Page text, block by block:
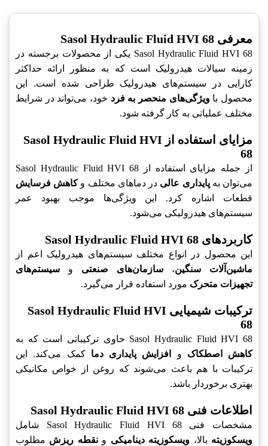
معرفی Sasol Hydraulic Fluid HVI 68
Sasol Hydraulic Fluid HVI 68 یکی از محصولات برجسته در
زمینه سیالات هیدرولیک است که به منظور ارائه حداکثر
کارایی در سیستم‌های هیدرولیک طراحی شده است. این
محصول باویژگی‌های منحصر به فرد خود، می‌تواند در شرایط
مختلف عملیاتی به کار گرفته شود.
مزایای استفاده از Sasol Hydraulic Fluid HVI
68
از جمله مزایای استفاده از Sasol Hydraulic Fluid HVI 68
می‌توان بهپایداری عالی در دماهای مختلف وکاهش فرسایش
قطعات اشاره کرد. این ویژگی‌ها موجب بهبود عمر
سیستم‌های هیدرولیکی می‌شود.
کاربردهای Sasol Hydraulic Fluid HVI 68
این محصول در انواع مختلف سیستم‌های هیدرولیک اعم از
ماشین‌آلات سنگین، سازمان‌های صنعتی و سیستم‌های
تجهیزات متحرک مورد استفاده قرار می‌گیرد.
ترکیبات شیمیایی Sasol Hydraulic Fluid HVI
68
Sasol Hydraulic Fluid HVI 68 حاوی ترکیباتی است که به
کاهش اصطکاک و افزایش پایداری دما کمک می‌کند. این
ترکیبات با هم باعث می‌شوند که روغن از خواص مکانیکی
بهتری برخوردار باشد.
اطلاعات فنی Sasol Hydraulic Fluid HVI 68
مشخصات فنی Sasol Hydraulic Fluid HVI 68 شامل
ویسکوزیته بالا، ویسکوزیته دینامیکی ونقطه ریزش مطلوب